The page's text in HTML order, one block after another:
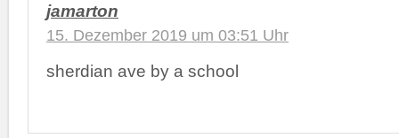
jamarton
15. Dezember 2019 um 03:51 Uhr
sherdian ave by a school